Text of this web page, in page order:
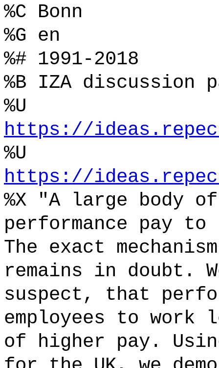
%C Bonn
%G en
%# 1991-2018
%B IZA discussion
%U
https://
%U
https://
%X "A large body
performance pay
The exact
remains in doubt.
suspect, that
employees to
of higher pay.